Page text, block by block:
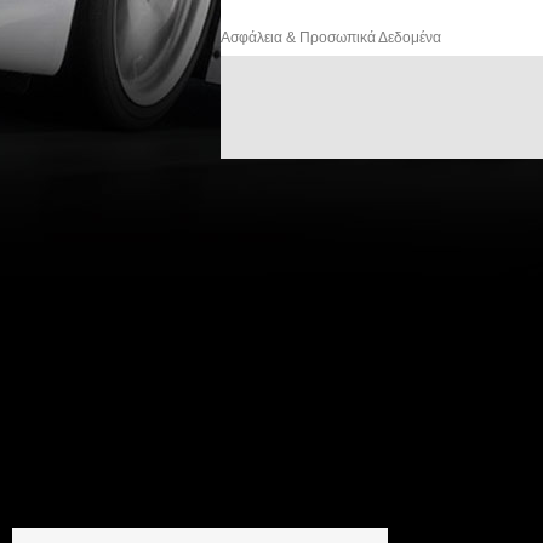
Ασφάλεια & Προσωπικά Δεδομένα